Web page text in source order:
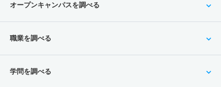
オープンキャンパスを調べる
職業を調べる
学問を調べる